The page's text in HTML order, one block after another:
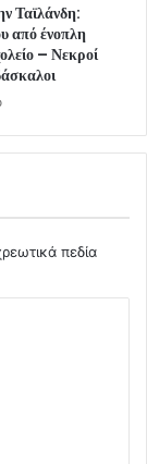
Ταϊλάνδη:
από ένοπλη
– Νεκροί
πεδία